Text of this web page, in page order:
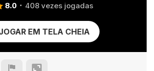
8.0 408 vezes jogadas
EM TELA CHEIA